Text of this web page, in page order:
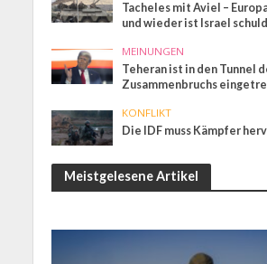
Tacheles mit Aviel –
und wieder ist Israel schuld
MEINUNGEN
Teheran ist in den Tunnel
Zusammenbruchs
KONFLIKT
Die IDF muss Kämpfer
Meistgelesene Artikel